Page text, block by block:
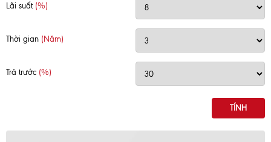
Lãi suất (%)
Thời gian (Năm)
Trả trước (%)
TÍNH